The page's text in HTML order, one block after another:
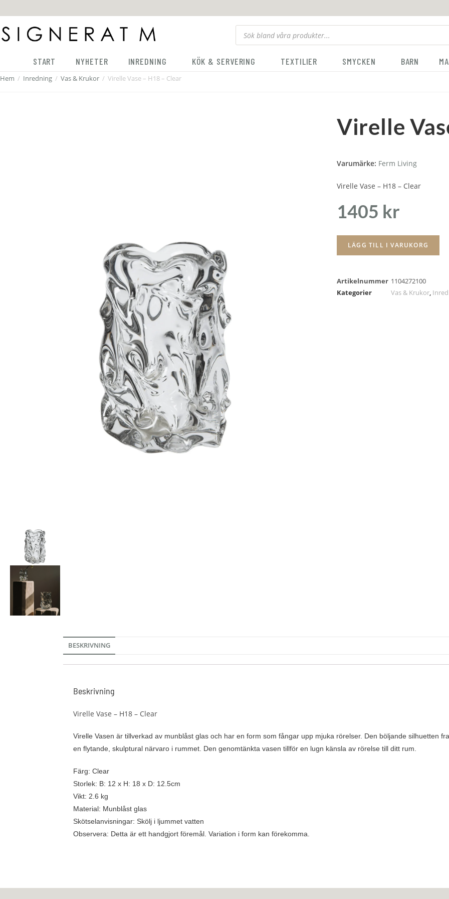
START NYHETER INREDNING KÖK & SERVERING TEXTILIER SMYCKEN BARN
Hem / Inredning / Vas & Krukor / Virelle Vase – H18 – Clear
Virelle
Varumärke: Ferm Living
Virelle Vase – H18 – Clear
1405 kr
LÄGG TILL I VARUKORG
Artikelnummer 1104272100
Kategorier
Vas & Krukor,
BESKRIVNING
Beskrivning
Virelle Vase – H18 – Clear
Virelle Vasen är tillverkad av munblåst glas och har en form som fångar upp mjuka rörelser. Den böljande silhuetten
en flytande, skulptural närvaro i rummet. Den genomtänkta vasen tillför en lugn känsla av rörelse till ditt rum.
Färg: Clear
Storlek: B: 12 x H: 18 x D: 12.5cm
Vikt: 2.6 kg
Material: Munblåst glas
Skötselanvisningar: Skölj i ljummet vatten
Observera: Detta är ett handgjort föremål. Variation i form kan förekomma.